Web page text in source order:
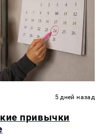
5 дней назад
привычки